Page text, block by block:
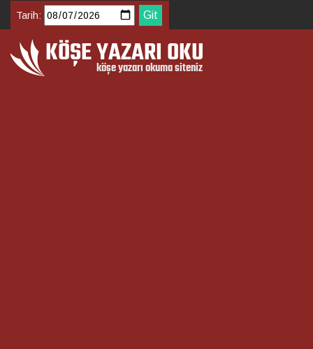
Tarih: